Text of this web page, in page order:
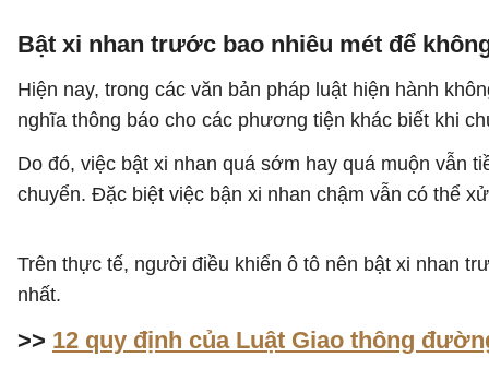
Bật xi nhan trước bao nhiêu mét để
Hiện nay, trong các văn bản pháp luật hiện hành
nghĩa thông báo cho các phương tiện khác biết khi
Do đó, việc bật xi nhan quá sớm hay quá muộn vẫn
chuyển. Đặc biệt việc bận xi nhan chậm vẫn có thể
Trên thực tế, người điều khiển ô tô nên bật xi nhan
nhất.
>> 12 quy định của Luật Giao thông